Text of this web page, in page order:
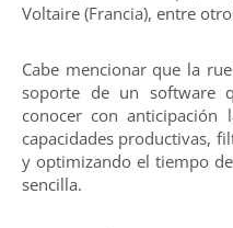
Voltaire (Francia), entre
Cabe mencionar que la
soporte de un software
conocer con anticipación
capacidades productivas,
y optimizando el tiempo
sencilla.